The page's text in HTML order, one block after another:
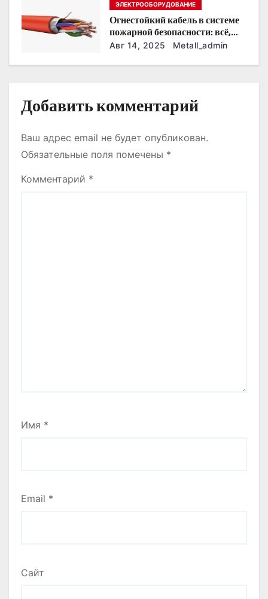
и
я
ЭЛЕКТРООБОРУДОВАНИЕ
Огнестойкий кабель в системе
пожарной безопасности: всё,
что нужно знать
Авг 14, 2025 Metall_admin
Добавить комментарий
Ваш адрес email не будет опубликован.
Обязательные поля помечены *
Комментарий *
Имя *
Email *
Сайт